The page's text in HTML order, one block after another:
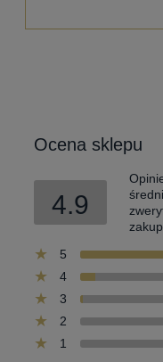
Ocena sklepu
4.9
5
4
3
2
1